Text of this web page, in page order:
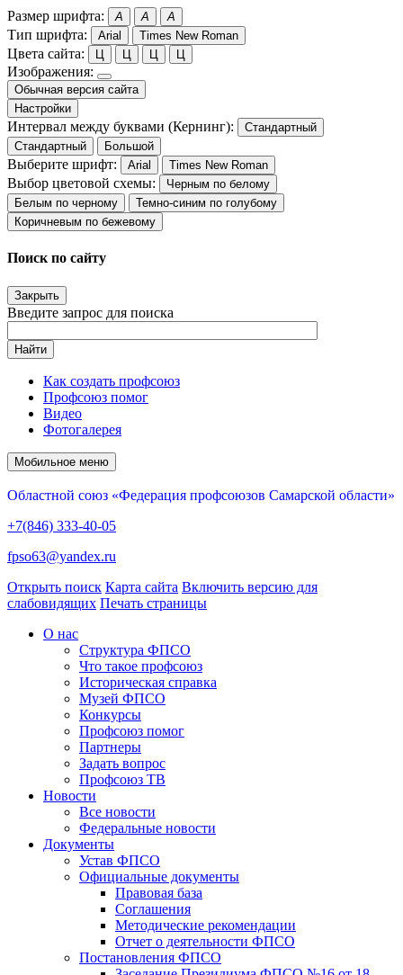
Размер шрифта: A A A
Тип шрифта: Arial Times New Roman
Цвета сайта: Ц Ц Ц Ц
Изображения:
Обычная версия сайта
Настройки
Интервал между буквами (Кернинг):
Стандартный
Стандартный
Большой
Выберите шрифт: Arial Times New Roman
Выбор цветовой схемы:
Черным по белому
Белым по черному
Темно-синим по голубому
Коричневым по бежевому
Поиск по сайту
Закрыть
Введите запрос для поиска
Найти
Как создать профсоюз
Профсоюз помог
Видео
Фотогалерея
Мобильное меню
Областной союз «Федерация профсоюзов Самарской области»
+7(846) 333-40-05
fpso63@yandex.ru
Открыть поиск Карта сайта Включить версию для
слабовидящих Печать страницы
О нас
Структура ФПСО
Что такое профсоюз
Историческая справка
Музей ФПСО
Конкурсы
Профсоюз помог
Партнеры
Задать вопрос
Профсоюз ТВ
Новости
Все новости
Федеральные новости
Документы
Устав ФПСО
Официальные документы
Правовая база
Соглашения
Методические рекомендации
Отчет о деятельности ФПСО
Постановления ФПСО